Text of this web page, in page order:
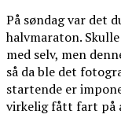
På søndag var det
halvmaraton.
med selv, men
så da ble det
startende er
virkelig fått fart på